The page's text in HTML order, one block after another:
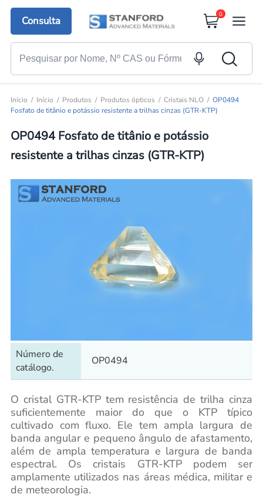
Consulta
0
Início Início Produtos Produtos ópticos Cristais NLO
OP0494
Fosfato de titânio e potássio resistente a trilhas cinzas (GTR-KTP)
OP0494 Fosfato de titânio e potássio
resistente a trilhas cinzas (GTR-KTP)
Número de
catálogo.
OP0494
O cristal GTR-KTP tem resistência de trilha cinza
suficientemente maior do que o KTP típico
cultivado com fluxo. Ele tem ampla largura de
banda angular e pequeno ângulo de afastamento,
além de ampla temperatura e largura de banda
espectral. Os cristais GTR-KTP podem ser
amplamente utilizados nas áreas médica, militar e
de meteorologia.